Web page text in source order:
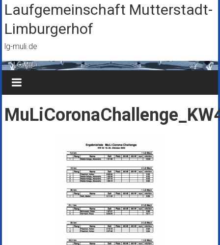
Zum
Inhalt
springen
Laufgemeinschaft Mutterstadt-
Limburgerhof
lg-muli.de